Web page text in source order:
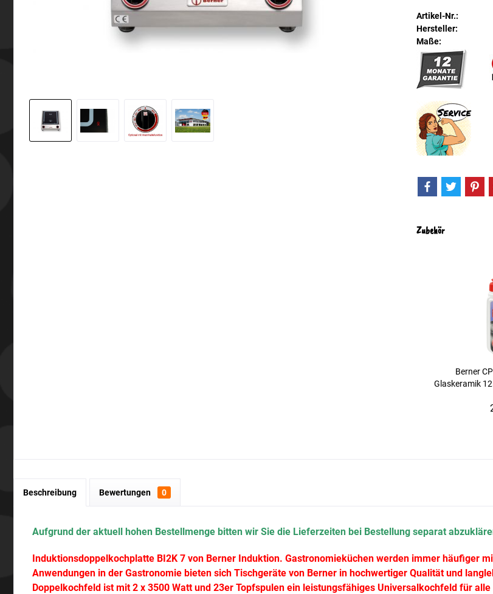
Artikel-Nr.:
Hersteller:
Maße:
Zubehör
Berner
Glaskeramik
Beschreibung Bewertungen 0
Aufgrund der aktuell hohen Bestellmenge bitten wir Sie die Lieferzeiten bei Bestellung separat
Induktionsdoppelkochplatte BI2K 7 von Berner Induktion. Gastronomieküchen werden immer häufiger
Anwendungen in der Gastronomie bieten sich Tischgeräte von Berner in hochwertiger Qualität und
Doppelkochfeld ist mit 2 x 3500 Watt und 23er Topfspulen ein leistungsfähiges Universalkochfeld für